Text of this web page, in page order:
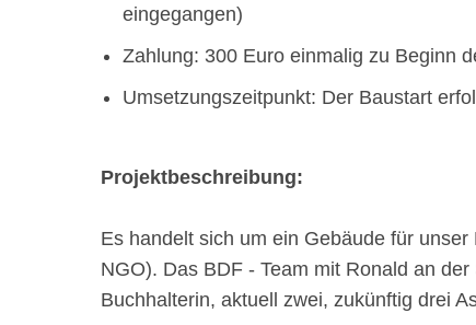
eingegangen)
Zahlung: 300 Euro einmalig zu Beginn
Umsetzungszeitpunkt: Der Baustart
Projektbeschreibung:
Es handelt sich um ein Gebäude für
NGO). Das BDF - Team mit Ronald an
Buchhalterin, aktuell zwei, zukünftig drei